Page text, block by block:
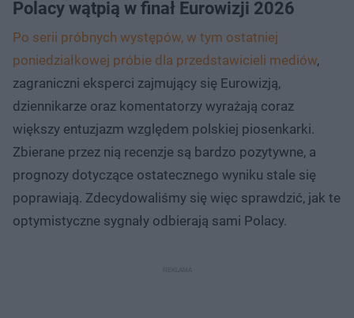
Polacy wątpią w finał Eurowizji 2026
Po serii próbnych występów, w tym ostatniej
poniedziałkowej próbie dla przedstawicieli mediów,
zagraniczni eksperci zajmujący się Eurowizją,
dziennikarze oraz komentatorzy wyrażają coraz
większy entuzjazm względem polskiej piosenkarki.
Zbierane przez nią recenzje są bardzo pozytywne, a
prognozy dotyczące ostatecznego wyniku stale się
poprawiają. Zdecydowaliśmy się więc sprawdzić, jak te
optymistyczne sygnały odbierają sami Polacy.